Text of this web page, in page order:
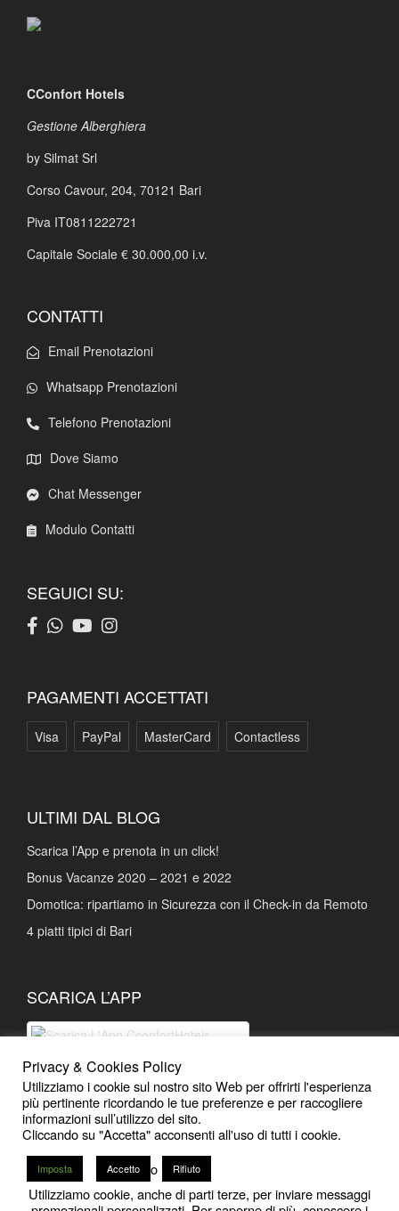
CConfort Hotels
Gestione Alberghiera
by Silmat Srl
Corso Cavour, 204, 70121 Bari
Piva IT0811222721
Capitale Sociale € 30.000,00 i.v.
CONTATTI
Email Prenotazioni
Whatsapp Prenotazioni
Telefono Prenotazioni
Dove Siamo
Chat Messenger
Modulo Contatti
SEGUICI SU:
PAGAMENTI ACCETTATI
Visa PayPal MasterCard Contactless
ULTIMI DAL BLOG
Scarica l’App e prenota in un click!
Bonus Vacanze 2020 – 2021 e 2022
Domotica: ripartiamo in Sicurezza con il Check-in da Remoto
4 piatti tipici di Bari
SCARICA L’APP
Scarica L'App Prenotazioni facili e
Sconti esclusivi
Privacy & Cookies Policy
Utilizziamo i cookie sul nostro sito Web per offrirti l'esperienza
più pertinente ricordando le tue preferenze e per raccogliere
informazioni sull’utilizzo del sito.
Cliccando su "Accetta" acconsenti all'uso di tutti i cookie.
Imposta Accetto o Rifiuto
Utilizziamo cookie, anche di parti terze, per inviare messaggi
12